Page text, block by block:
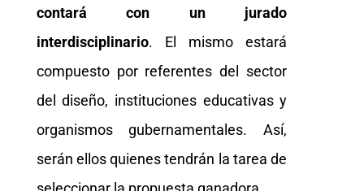
contará con un jurado
interdisciplinario. El mismo estará
compuesto por referentes del sector
del diseño, instituciones educativas y
organismos gubernamentales. Así,
serán ellos quienes tendrán la tarea de